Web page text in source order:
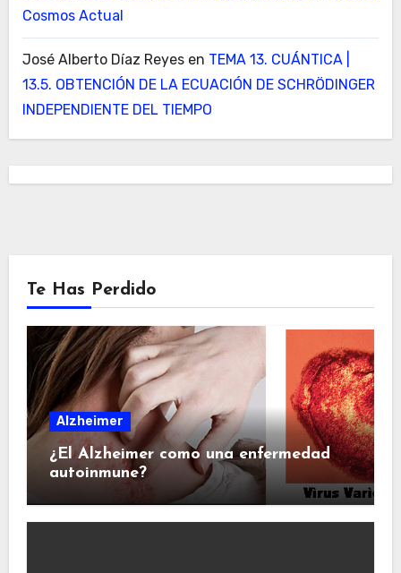
Cosmos Actual
José Alberto Díaz Reyesen TEMA 13. CUÁNTICA |
13.5. OBTENCIÓN DE LA ECUACIÓN DE SCHRÖDINGER
INDEPENDIENTE DEL TIEMPO
Te Has Perdido
Alzheimer
¿El Alzheimer como una enfermedad
autoinmune?